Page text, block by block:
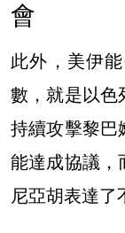
會
此外，美伊
數，就是以色
持續攻擊黎巴
能達成協議，
尼亞胡表達了